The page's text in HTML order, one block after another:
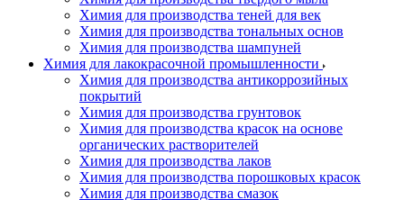
Химия для производства теней для век
Химия для производства тональных основ
Химия для производства шампуней
Химия для лакокрасочной промышленности
Химия для производства антикоррозийных
покрытий
Химия для производства грунтовок
Химия для производства красок на основе
органических растворителей
Химия для производства лаков
Химия для производства порошковых красок
Химия для производства смазок